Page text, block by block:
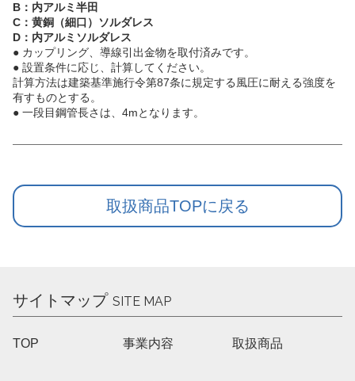
B：内アルミ半田
C：黄銅（細口）ソルダレス
D：内アルミソルダレス
● カップリング、導線引出金物を取付済みです。
● 設置条件に応じ、計算してください。
計算方法は建築基準施行令第87条に規定する風圧に耐える強度を
有すものとする。
● 一段目鋼管長さは、4mとなります。
取扱商品TOPに戻る
サイトマップ SITE MAP
TOP 事業内容 取扱商品